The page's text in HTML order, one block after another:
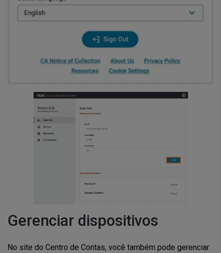
Gerenciar dispositivos
No site do Centro de Contas, você também pode gerenciar